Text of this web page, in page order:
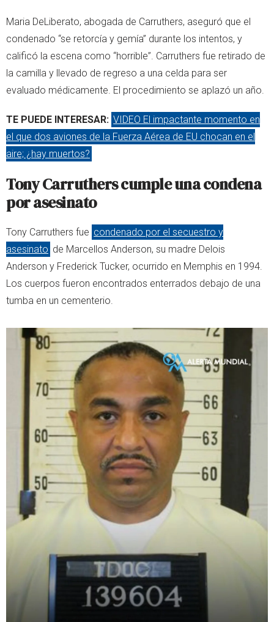
Maria DeLiberato, abogada de Carruthers, aseguró que el
condenado “se retorcía y gemía” durante los intentos, y
calificó la escena como “horrible”. Carruthers fue retirado de
la camilla y llevado de regreso a una celda para ser
evaluado médicamente. El procedimiento se aplazó un año.
TE PUEDE INTERESAR: VIDEO El impactante momento en
el que dos aviones de la Fuerza Aérea de EU chocan en el
aire; ¿hay muertos?
Tony Carruthers cumple una condena
por asesinato
Tony Carruthers fue condenado por el secuestro y
asesinato de Marcellos Anderson, su madre Delois
Anderson y Frederick Tucker, ocurrido en Memphis en 1994.
Los cuerpos fueron encontrados enterrados debajo de una
tumba en un cementerio.